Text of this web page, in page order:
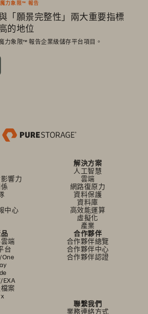
力象限™ 報告
「願景完整性」兩大重要指標
的地位
力象限™ 報告企業級儲存平台項目。
響力
中心
解決方案
人工智慧
雲端
網路復原力
資料保護
資料庫
高效能運算
虛擬化
產業
端
台
EXA
案
合作夥伴
合作夥伴總覽
合作夥伴中心
合作夥伴認證
聯繫我們
業務連絡方式